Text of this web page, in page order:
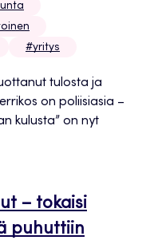
#yritys
tulosta ja
on poliisiasia –
kulusta” on nyt
– tokaisi
puhuttiin